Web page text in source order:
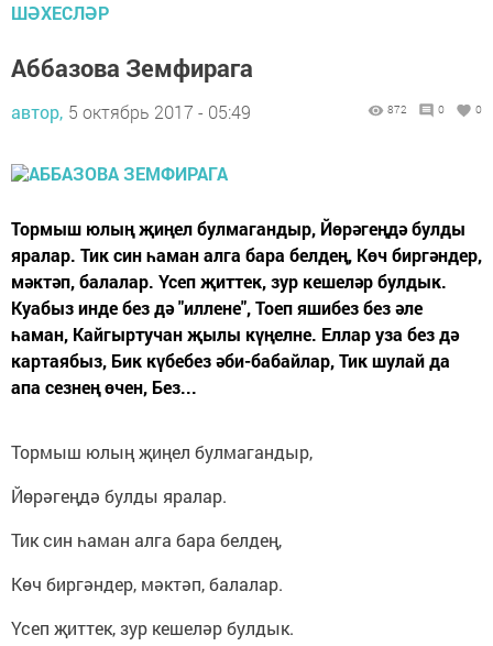
ШӘХЕСЛӘР
Аббазова Земфирага
автор, 5 октябрь 2017 - 05:49 872 0 0
Тормыш юлың җиңел булмагандыр, Йөрәгеңдә булды
яралар. Тик син һаман алга бара белдең, Көч биргәндер,
мәктәп, балалар. Үсеп җиттек, зур кешеләр булдык.
Куабыз инде без дә "иллене", Тоеп яшибез без әле
һаман, Кайгыртучан җылы күңелне. Еллар уза без дә
картаябыз, Бик күбебез әби-бабайлар, Тик шулай да
апа сезнең өчен, Без...
Тормыш юлың җиңел булмагандыр,
Йөрәгеңдә булды яралар.
Тик син һаман алга бара белдең,
Көч биргәндер, мәктәп, балалар.
Үсеп җиттек, зур кешеләр булдык.